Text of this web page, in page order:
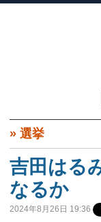
» 選挙
吉田はる
なるか
2024年8月26日 19:36